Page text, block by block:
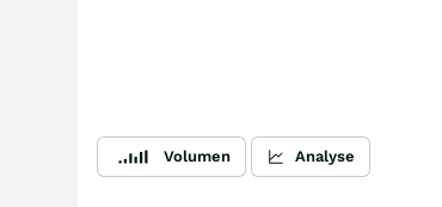
Volumen Analyse